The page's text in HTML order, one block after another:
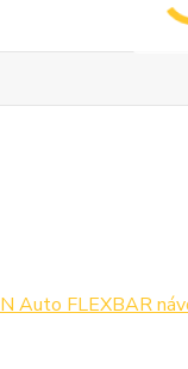
Auto FLEXBAR